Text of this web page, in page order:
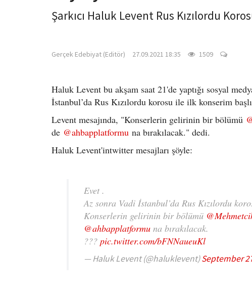
Şarkıcı Haluk Levent Rus Kızılordu
Gerçek Edebiyat (Editör) 27.09.2021 18:35 1509
Haluk Levent bu akşam saat 21'de yaptığı sosyal
İstanbul’da Rus Kızılordu korosu ile ilk konserim
Levent mesajında, "Konserlerin gelirinin bir bölümü
de @ahbapplatformu na bırakılacak." dedi.
Haluk Levent'intwitter mesajları şöyle:
Evet .
Az sonra Vadi İstanbul’da Rus Kızılordu
Konserlerin gelirinin bir bölümü
@ahbapplatformu na bırakılacak.
??? pic.twitter.com/bFNNaueuKl
— Haluk Levent (@haluklevent)September